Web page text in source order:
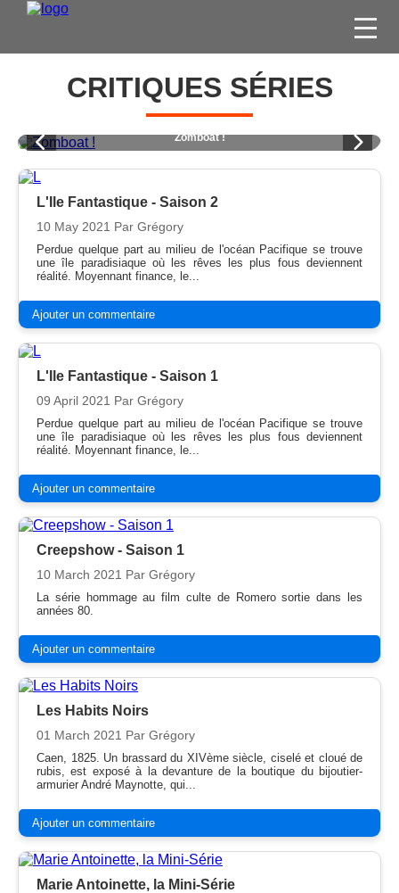
SÉRIES
DVD / BLU-RAY / SVOD
MEMBRE
CRITIQUES SÉRIES
Young Sheldon - L'Intégrale
L'Ile Fantastique - Saison 2
10 May 2021 Par Grégory
Perdue quelque part au milieu de l'océan Pacifique se trouve
une île paradisiaque où les rêves les plus fous deviennent
réalité. Moyennant finance, le...
Ajouter un commentaire
L'Ile Fantastique - Saison 1
09 April 2021 Par Grégory
Perdue quelque part au milieu de l'océan Pacifique se trouve
une île paradisiaque où les rêves les plus fous deviennent
réalité. Moyennant finance, le...
Ajouter un commentaire
Creepshow - Saison 1
10 March 2021 Par Grégory
La série hommage au film culte de Romero sortie dans les
années 80.
Ajouter un commentaire
Les Habits Noirs
01 March 2021 Par Grégory
Caen, 1825. Un brassard du XIVème siècle, ciselé et cloué de
rubis, est exposé à la devanture de la boutique du bijoutier-
armurier André Maynotte, qui...
Ajouter un commentaire
Marie Antoinette, la Mini-Série